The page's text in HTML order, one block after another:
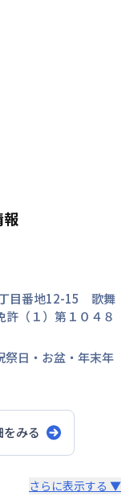
報
目番地12-15 歌舞
許（１）第１０４８
祭日・お盆・年末年
みる
さらに表示する ▼